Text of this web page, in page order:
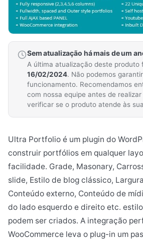
Sem atualização há mais de um
A última atualização deste produto
16/02/2024. Não podemos
funcionamento. Recomendamos
com nossa equipe antes de
verificar se o produto atende às
Ultra Portfolio é um plugin do
construir portfólios em qualquer
facilidade. Grade, Masonary,
slide, Estilo de blog clássico,
Conteúdo externo, Conteúdo de
do lado esquerdo e direito etc.
podem ser criados. A integração
WooCommerce leva o plug-in um